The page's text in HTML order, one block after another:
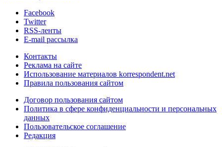
Facebook
Twitter
RSS-ленты
E-mail рассылка
Контакты
Реклама на сайте
Использование материалов korrespondent.net
Правила пользования сайтом
Договор пользования сайтом
Политика в сфере конфиденциальности и персональных
данных
Пользовательское соглашение
Редакция